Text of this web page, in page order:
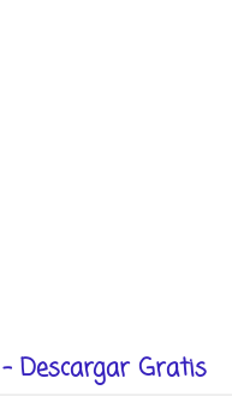
Descargar Gratis